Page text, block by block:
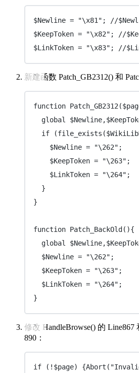
$Newline = "\x81"; //
$KeepToken = "\x82"; //
$LinkToken = "\x83"; //
新建函数 Patch_GB2312() 和
function Patch_GB2312
global
if (file_exists
$Newline = "\262" ;
$KeepToken = "\263" ;
$LinkToken = "\264" ;
}
}
function Patch_BackOld (){
global
$Newline = "\262" ;
$KeepToken = "\263" ;
$LinkToken = "\264" ;
}
修改 HandleBrowse() 的 Line867
890：
if (!$page)